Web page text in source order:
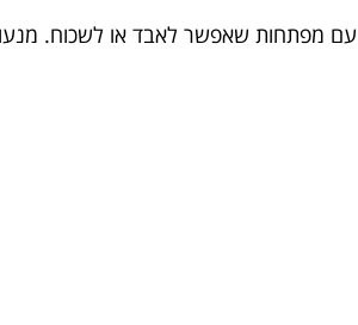
עם מפתחות שאפשר לאבד או לשכוח.